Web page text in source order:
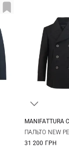
MANIFATTURA
ПАЛЬТО NEW
31 200 ГРН